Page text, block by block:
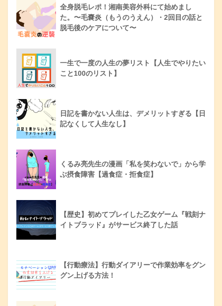
全身脱毛レポ！湘南美容外科にて始めまし
た。〜毛嚢炎（もうのうえん）・2回目の話と
脱毛後のケアについて〜
一生で一度の人生の夢リスト【人生でやりたい
こと100のリスト】
日記を書かない人生は、デメリットすぎる【日
記なくして人生なし】
くるみ亮先生の漫画「私を笑わないで」から学
ぶ摂食障害【過食症・拒食症】
【歴史】初めてプレイした乙女ゲーム『戦刻ナ
イトブラッド』がサービス終了した話
【行動療法】行動ダイアリーで作業効率をグン
グン上げる方法！